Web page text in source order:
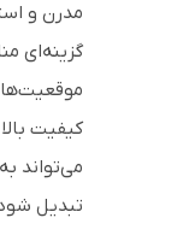
مدرن و
گزینه‌ای
کیفیت
می‌تواند
تبدیل